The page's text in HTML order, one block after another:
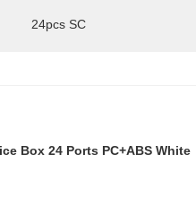
24pcs SC
Box 24 Ports PC+ABS White